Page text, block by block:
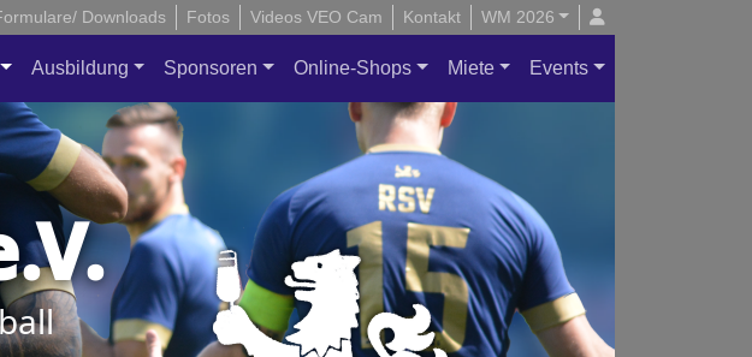
Downloads Fotos Videos VEO Cam Kontakt WM 2026
Ausbildung Sponsoren Online-Shops Miete Events